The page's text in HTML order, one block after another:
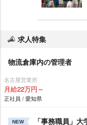
求人特集
物流倉庫内の管理者
名古屋営業所
月給22万円～
正社員 / 愛知県
NEW 「事務職員」